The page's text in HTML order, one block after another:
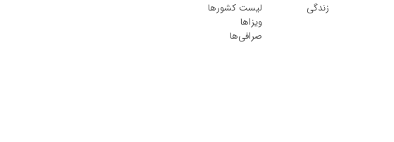
زندگی
لیست کشورها
ویزاها
صرافی‌ها